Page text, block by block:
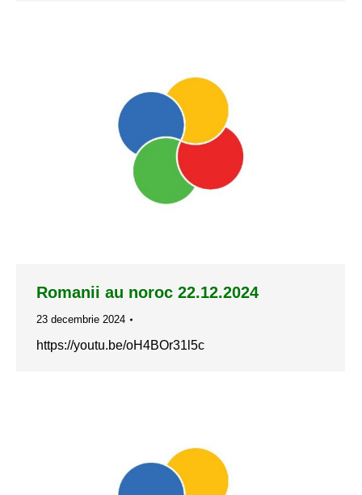
Romanii au noroc 22.12.2024
23 decembrie 2024
https://youtu.be/oH4BOr31l5c